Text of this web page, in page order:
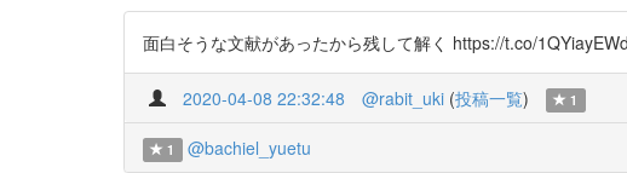
面白そうな文献があったから残して解く https://t.co/
2020-04-08 22:32:48 @rabit_uki (投稿一覧) 1
1 @bachiel_yuetu